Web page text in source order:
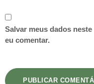
Salvar meus dados
eu comentar.